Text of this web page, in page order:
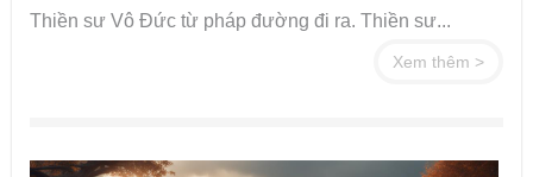
Thiền sư Vô Đức từ pháp đường đi ra. Thiền sư...
Xem thêm >